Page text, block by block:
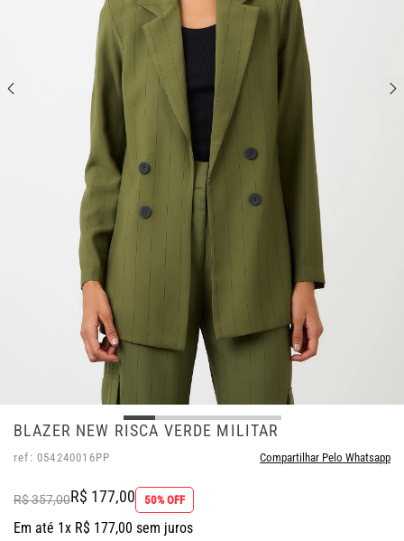
BLAZER NEW RISCA VERDE MILITAR
ref: 054240016PP Compartilhar Pelo Whatsapp
R$ 357,00R$ 177,00 50% OFF
Em até 1x R$ 177,00 sem juros